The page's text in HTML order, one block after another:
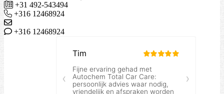
+31 492-543494
+316 12468924
+316 12468924